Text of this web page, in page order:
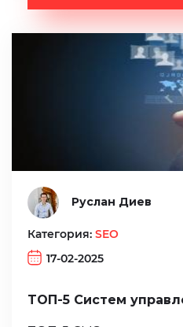
Руслан Диев
Категория: SEO
17-02-2025
ТОП-5 Систем